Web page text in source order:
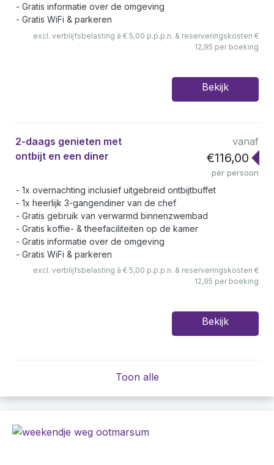
Gratis informatie over de omgeving
Gratis WiFi & parkeren
excl. verblijfsbelasting à € 5,00 p.p.p.n. & reserveringskosten €
12,95 per boeking
Bekijk
2-daags genieten met
ontbijt en een diner
vanaf
€116,00
per persoon
1x overnachting inclusief uitgebreid ontbijtbuffet
1x heerlijk 3-gangendiner van de chef
Gratis gebruik van verwarmd binnenzwembad
Gratis koffie- & theefaciliteiten op de kamer
Gratis informatie over de omgeving
Gratis WiFi & parkeren
excl. verblijfsbelasting à € 5,00 p.p.p.n. & reserveringskosten €
12,95 per boeking
Bekijk
Toon alle